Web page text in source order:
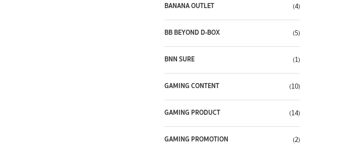
BANANA OUTLET (4)
BB BEYOND D-BOX (5)
BNN SURE (1)
GAMING CONTENT (10)
GAMING PRODUCT (14)
GAMING PROMOTION (2)